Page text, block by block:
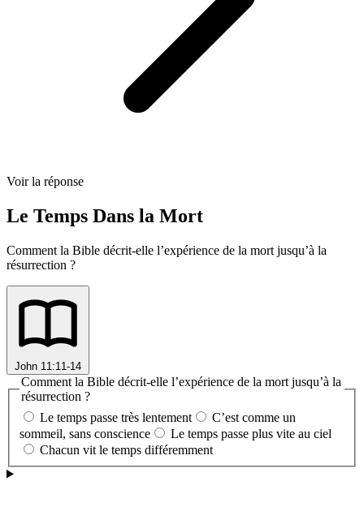
Voir la réponse
Le Temps Dans la Mort
Comment la Bible décrit-elle l’expérience de la mort jusqu’à la
résurrection ?
John 11:11-14
Comment la Bible décrit-elle l’expérience de la mort jusqu’à la
résurrection ?
Le temps passe très lentement
C’est comme un
sommeil, sans conscience
Le temps passe plus vite au ciel
Chacun vit le temps différemment